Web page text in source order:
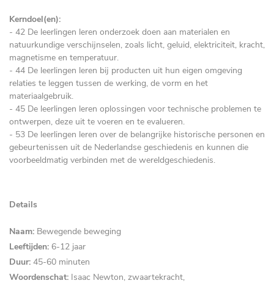
Kerndoel(en):
- 42 De leerlingen leren onderzoek doen aan materialen en
natuurkundige verschijnselen, zoals licht, geluid, elektriciteit, kracht,
magnetisme en temperatuur.
- 44 De leerlingen leren bij producten uit hun eigen omgeving
relaties te leggen tussen de werking, de vorm en het
materiaalgebruik.
- 45 De leerlingen leren oplossingen voor technische problemen te
ontwerpen, deze uit te voeren en te evalueren.
- 53 De leerlingen leren over de belangrijke historische personen en
gebeurtenissen uit de Nederlandse geschiedenis en kunnen die
voorbeeldmatig verbinden met de wereldgeschiedenis.
Details
Naam: Bewegende beweging
Leeftijden: 6-12 jaar
Duur: 45-60 minuten
Woordenschat: Isaac Newton, zwaartekracht,